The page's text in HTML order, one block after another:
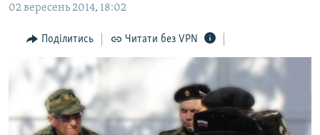
Перейти
пошуку
ПОГЛЯД
ІНТЕРВ'Ю
ВСЕ ЗА ДЕНЬ
СПЕЦПРОЕКТИ
ДЕПОРТАЦІЯ
ЯК ОБІЙТИ БЛОКУВАННЯ
02 вересень 2014, 18:02
Поділитись Читати без VPN